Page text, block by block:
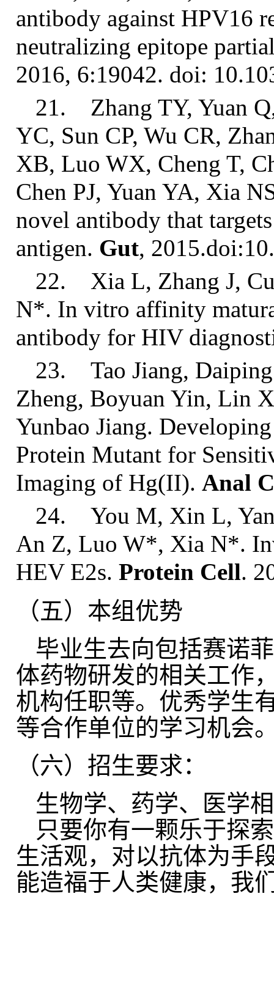
antibody against HPV16
neutralizing epitope
2016, 6:19042. doi:
21. Zhang TY, Yuan
YC, Sun CP, Wu CR,
XB, Luo WX, Cheng T,
Chen PJ, Yuan YA, Xia
novel antibody that
antigen. Gut,
22. Xia L, Zhang J,
N*. In vitro affinity
antibody for HIV
23. Tao Jiang, Daiping
Zheng, Boyuan Yin, Lin
Yunbao Jiang.
Protein Mutant for
Imaging of Hg(II). Anal
24. You M, Xin L,
An Z, Luo W*, Xia N*.
HEV E2s. Protein Cell.
（五）本组优势
毕业生去向包括赛诺
体药物研发的相关工作
机构任职等。优秀学生
等合作单位的学习机会
（六）招生要求：
生物学、药学、医学
只要你有一颗乐于探
生活观，对以抗体为手
能造福于人类健康，我